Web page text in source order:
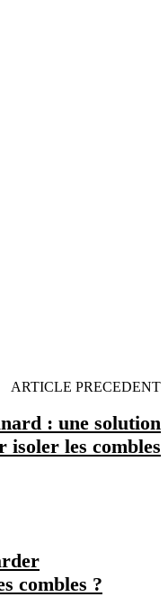
ARTICLE PRECEDENT
: une solution
isoler les combles
combles ?